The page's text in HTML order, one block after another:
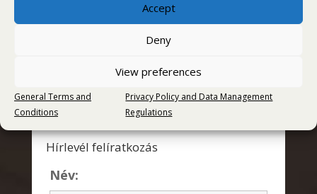
Accept
Deny
View preferences
General Terms and
Conditions
Privacy Policy and Data Management
Regulations
Értesüljön első kézből lefrissebb
kedvezményes ajánlatainkról ! Íratkozzon fel
hírlevélre!
Hírlevél felíratkozás
Név: